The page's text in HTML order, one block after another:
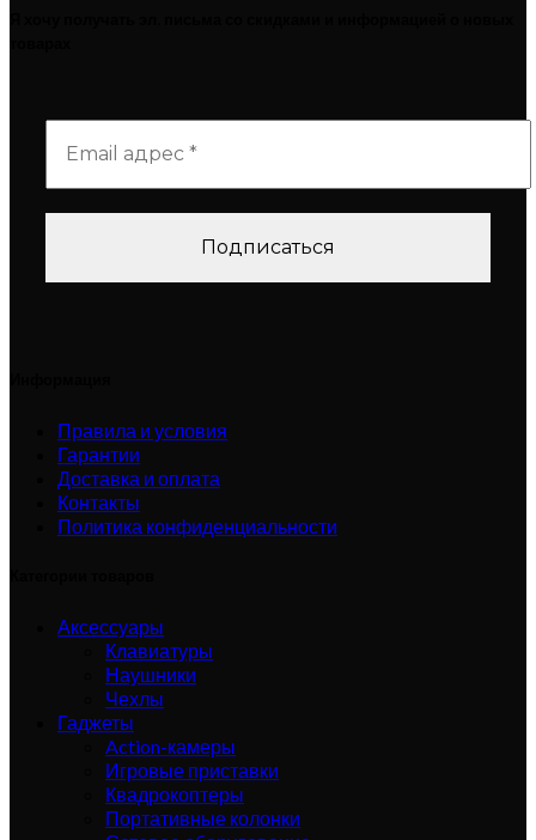
Правила и условия
Гарантии
Доставка и оплата
Контакты
Политика конфиденциальности
Аксессуары
Клавиатуры
Наушники
Чехлы
Гаджеты
Action-камеры
Игровые приставки
Квадрокоптеры
Портативные колонки